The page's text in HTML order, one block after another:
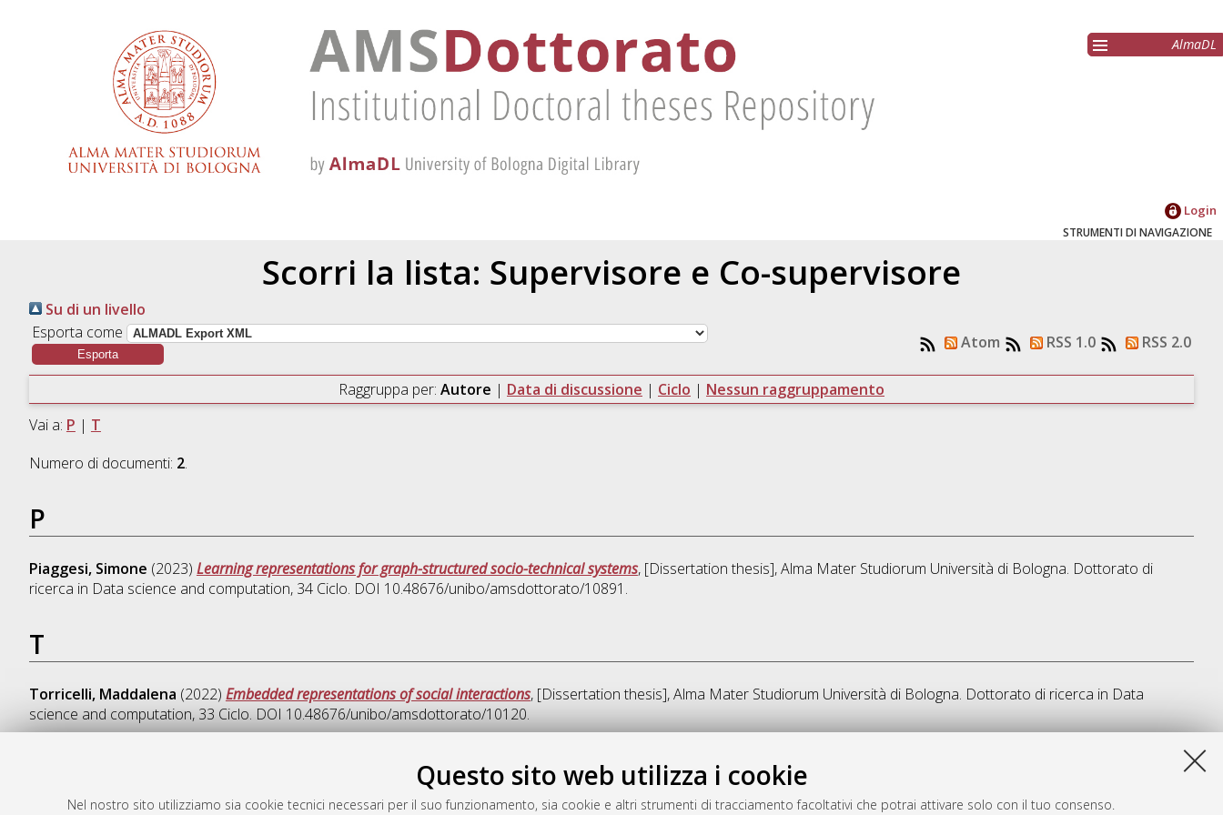
Questo sito web utilizza i cookie
Nel nostro sito utilizziamo sia cookie tecnici necessari per il suo funzionamento, sia cookie e altri strumenti di tracciamento facoltativi che potrai attivare solo con il tuo consenso.
AlmaDL
Login
STRUMENTI DI NAVIGAZIONE
Scorri la lista: Supervisore e Co-supervisore
Su di un livello
Esporta come
Atom RSS 1.0 RSS 2.0
Raggruppa per: Autore | Data di discussione | Ciclo | Nessun raggruppamento
Vai a: P | T
Numero di documenti: 2.
P
Piaggesi, Simone (2023) Learning representations for graph-structured socio-technical systems, [Dissertation thesis], Alma Mater Studiorum Università di Bologna. Dottorato di
ricerca in Data science and computation, 34 Ciclo. DOI 10.48676/unibo/amsdottorato/10891.
T
Torricelli, Maddalena (2022) Embedded representations of social interactions, [Dissertation thesis], Alma Mater Studiorum Università di Bologna. Dottorato di ricerca in Data
science and computation, 33 Ciclo. DOI 10.48676/unibo/amsdottorato/10120.
Questa lista e' stata generata il Thu Aug 6 20:45:47 2026 CEST.
AMS Dottorato